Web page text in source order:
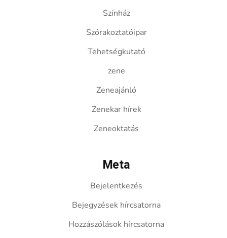
Színház
Szórakoztatóipar
Tehetségkutató
zene
Zeneajánló
Zenekar hírek
Zeneoktatás
Meta
Bejelentkezés
Bejegyzések hírcsatorna
Hozzászólások hírcsatorna